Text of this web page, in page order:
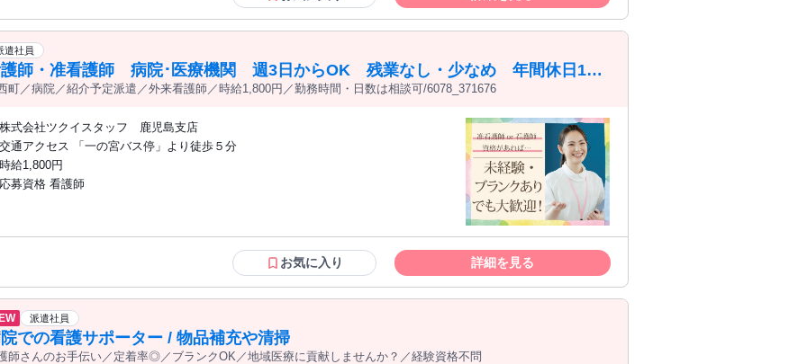
遣社員
師・准看護師 病院･医療機関 週3日からOK 残業なし・少なめ 年間休日110
上
町／病院／紹介予定派遣／外来看護師／時給1,800円／勤務時間・日数は相談可/6078_371676
株式会社ツクイスタッフ 鹿児島支店
交通アクセス 「一の宮バス停」より徒歩５分
時給1,800円
応募資格 看護師
お気に入り 詳細を見る
派遣社員
での看護サポーター / 物品補充や清掃
師さんのお手伝い／定着率◎／ブランクOK／地域医療に貢献しませんか？／経験資格不問